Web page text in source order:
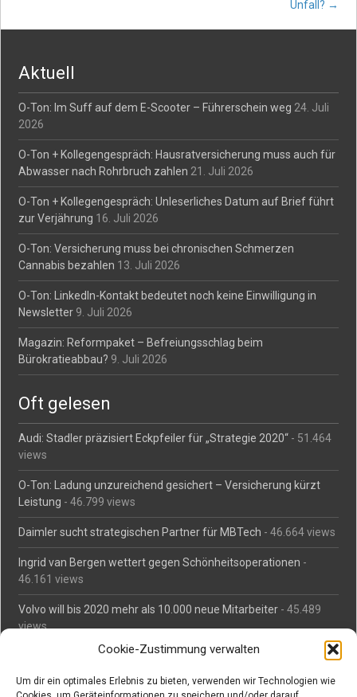
Cookie-Zustimmung verwalten
Um dir ein optimales Erlebnis zu bieten, verwenden wir Technologien wie
navigation
Unfall? →
Aktuell
O-Ton: Im Suff auf dem E-Scooter – Führerschein weg 24. Juli
2026
O-Ton + Kollegengespräch: Hausratversicherung muss auch für
Abwasser nach Rohrbruch zahlen 21. Juli 2026
O-Ton + Kollegengespräch: Unleserliches Datum auf Brief führt
zur Verjährung 16. Juli 2026
O-Ton: Versicherung muss bei chronischen Schmerzen
Cannabis bezahlen 13. Juli 2026
O-Ton: LinkedIn-Kontakt bedeutet noch keine Einwilligung in
Newsletter 9. Juli 2026
Magazin: Reformpaket – Befreiungsschlag beim
Bürokratieabbau? 9. Juli 2026
Oft gelesen
Audi: Stadler präzisiert Eckpfeiler für „Strategie 2020“ - 51.464
views
O-Ton: Ladung unzureichend gesichert – Versicherung kürzt
Leistung - 46.799 views
Daimler sucht strategischen Partner für MBTech - 46.664 views
Ingrid van Bergen wettert gegen Schönheitsoperationen -
46.161 views
Volvo will bis 2020 mehr als 10.000 neue Mitarbeiter - 45.489
views
Mäßiges Interesse an Daimlers MBtech- 44.716 views
O-Ton: Wer muss Schaden für abgedriftete Silvesterraketen